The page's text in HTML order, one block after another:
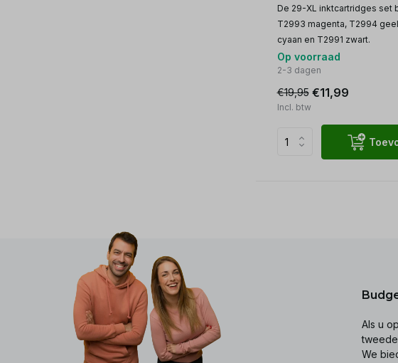
De 29-XL inktcartridges set
T2993 magenta, T2994
cyaan en T2991 zwart.
Op voorraad
2-3 dagen
€19,95 €11,99
Incl. btw
Als u
We